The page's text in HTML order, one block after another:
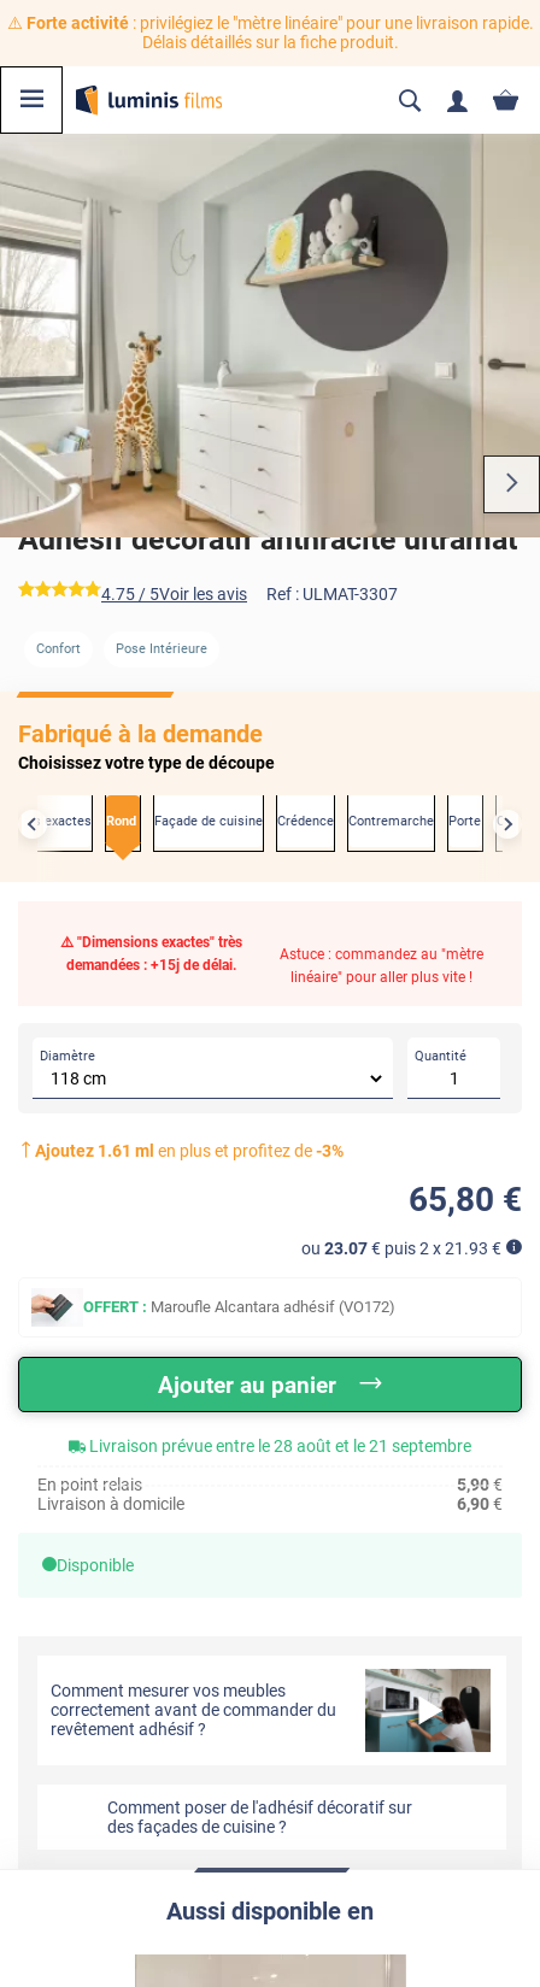
⚠️ Forte activité: privilégiez le "mètre linéaire" pour une livraison rapide.
Délais détaillés sur la fiche produit.
Adhésif décoratif anthracite ultramat
*****
4.75 / 5Voir les avis Ref : ULMAT-3307
Confort Pose Intérieure
Fabriqué à la demande
Choisissez votre type de découpe
exactes Rond Façade de cuisine Crédence Contremarche Porte
⚠️ "Dimensions exactes" très
demandées : +15j de délai.
Astuce : commandez au "mètre
linéaire" pour aller plus vite !
Diamètre Quantité
Ajoutez 1.61 ml en plus et profitez de-3%
65,80 €
ou 23.07€ puis 2 x21.93 €
OFFERT : Maroufle Alcantara adhésif (VO172)
Ajouter au panier
Livraison prévue entre le 28 août et le 21 septembre
En point relais
5,90€
Livraison à domicile
6,90€
Disponible
Comment mesurer vos meubles
correctement avant de commander du
revêtement adhésif ?
Comment poser de l'adhésif décoratif sur
des façades de cuisine ?
Aussi disponible en